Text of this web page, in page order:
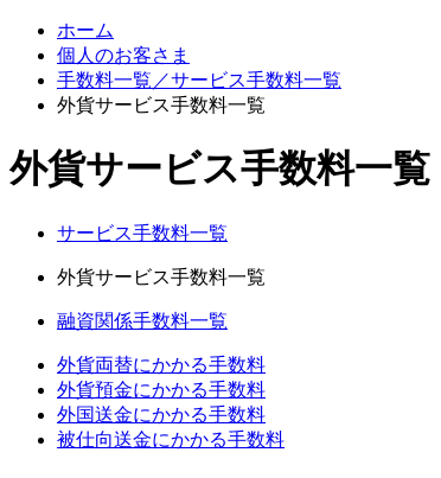
ホーム
個人のお客さま
手数料一覧／サービス手数料一覧
外貨サービス手数料一覧
外貨サービス手数料一覧
サービス手数料一覧
外貨サービス手数料一覧
融資関係手数料一覧
外貨両替にかかる手数料
外貨預金にかかる手数料
外国送金にかかる手数料
被仕向送金にかかる手数料